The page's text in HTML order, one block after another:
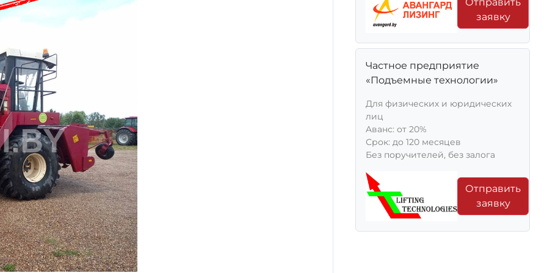
заявку
Частное предприятие
«Подъемные технологии»
Для физических и юридических
лиц
Aванс: от 20%
Срок: до 120 месяцев
Без поручителей, без залога
Отправить
заявку